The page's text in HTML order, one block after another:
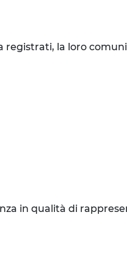
registrati, la loro
in qualità di